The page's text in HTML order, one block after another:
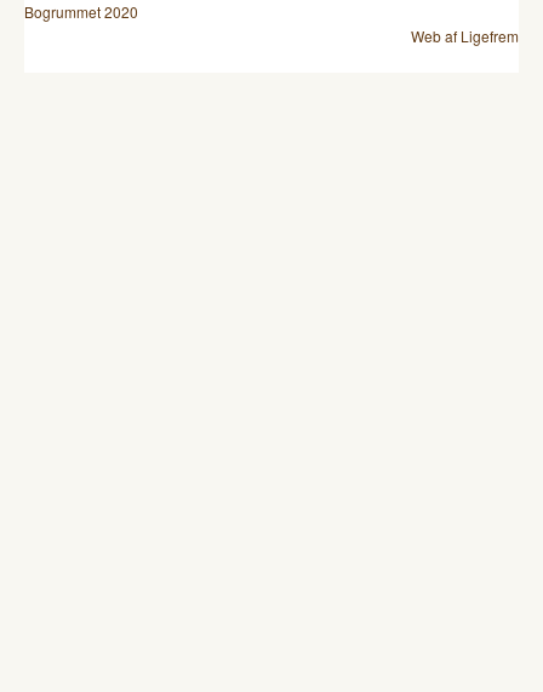
Bogrummet 2020
Web af Ligefrem